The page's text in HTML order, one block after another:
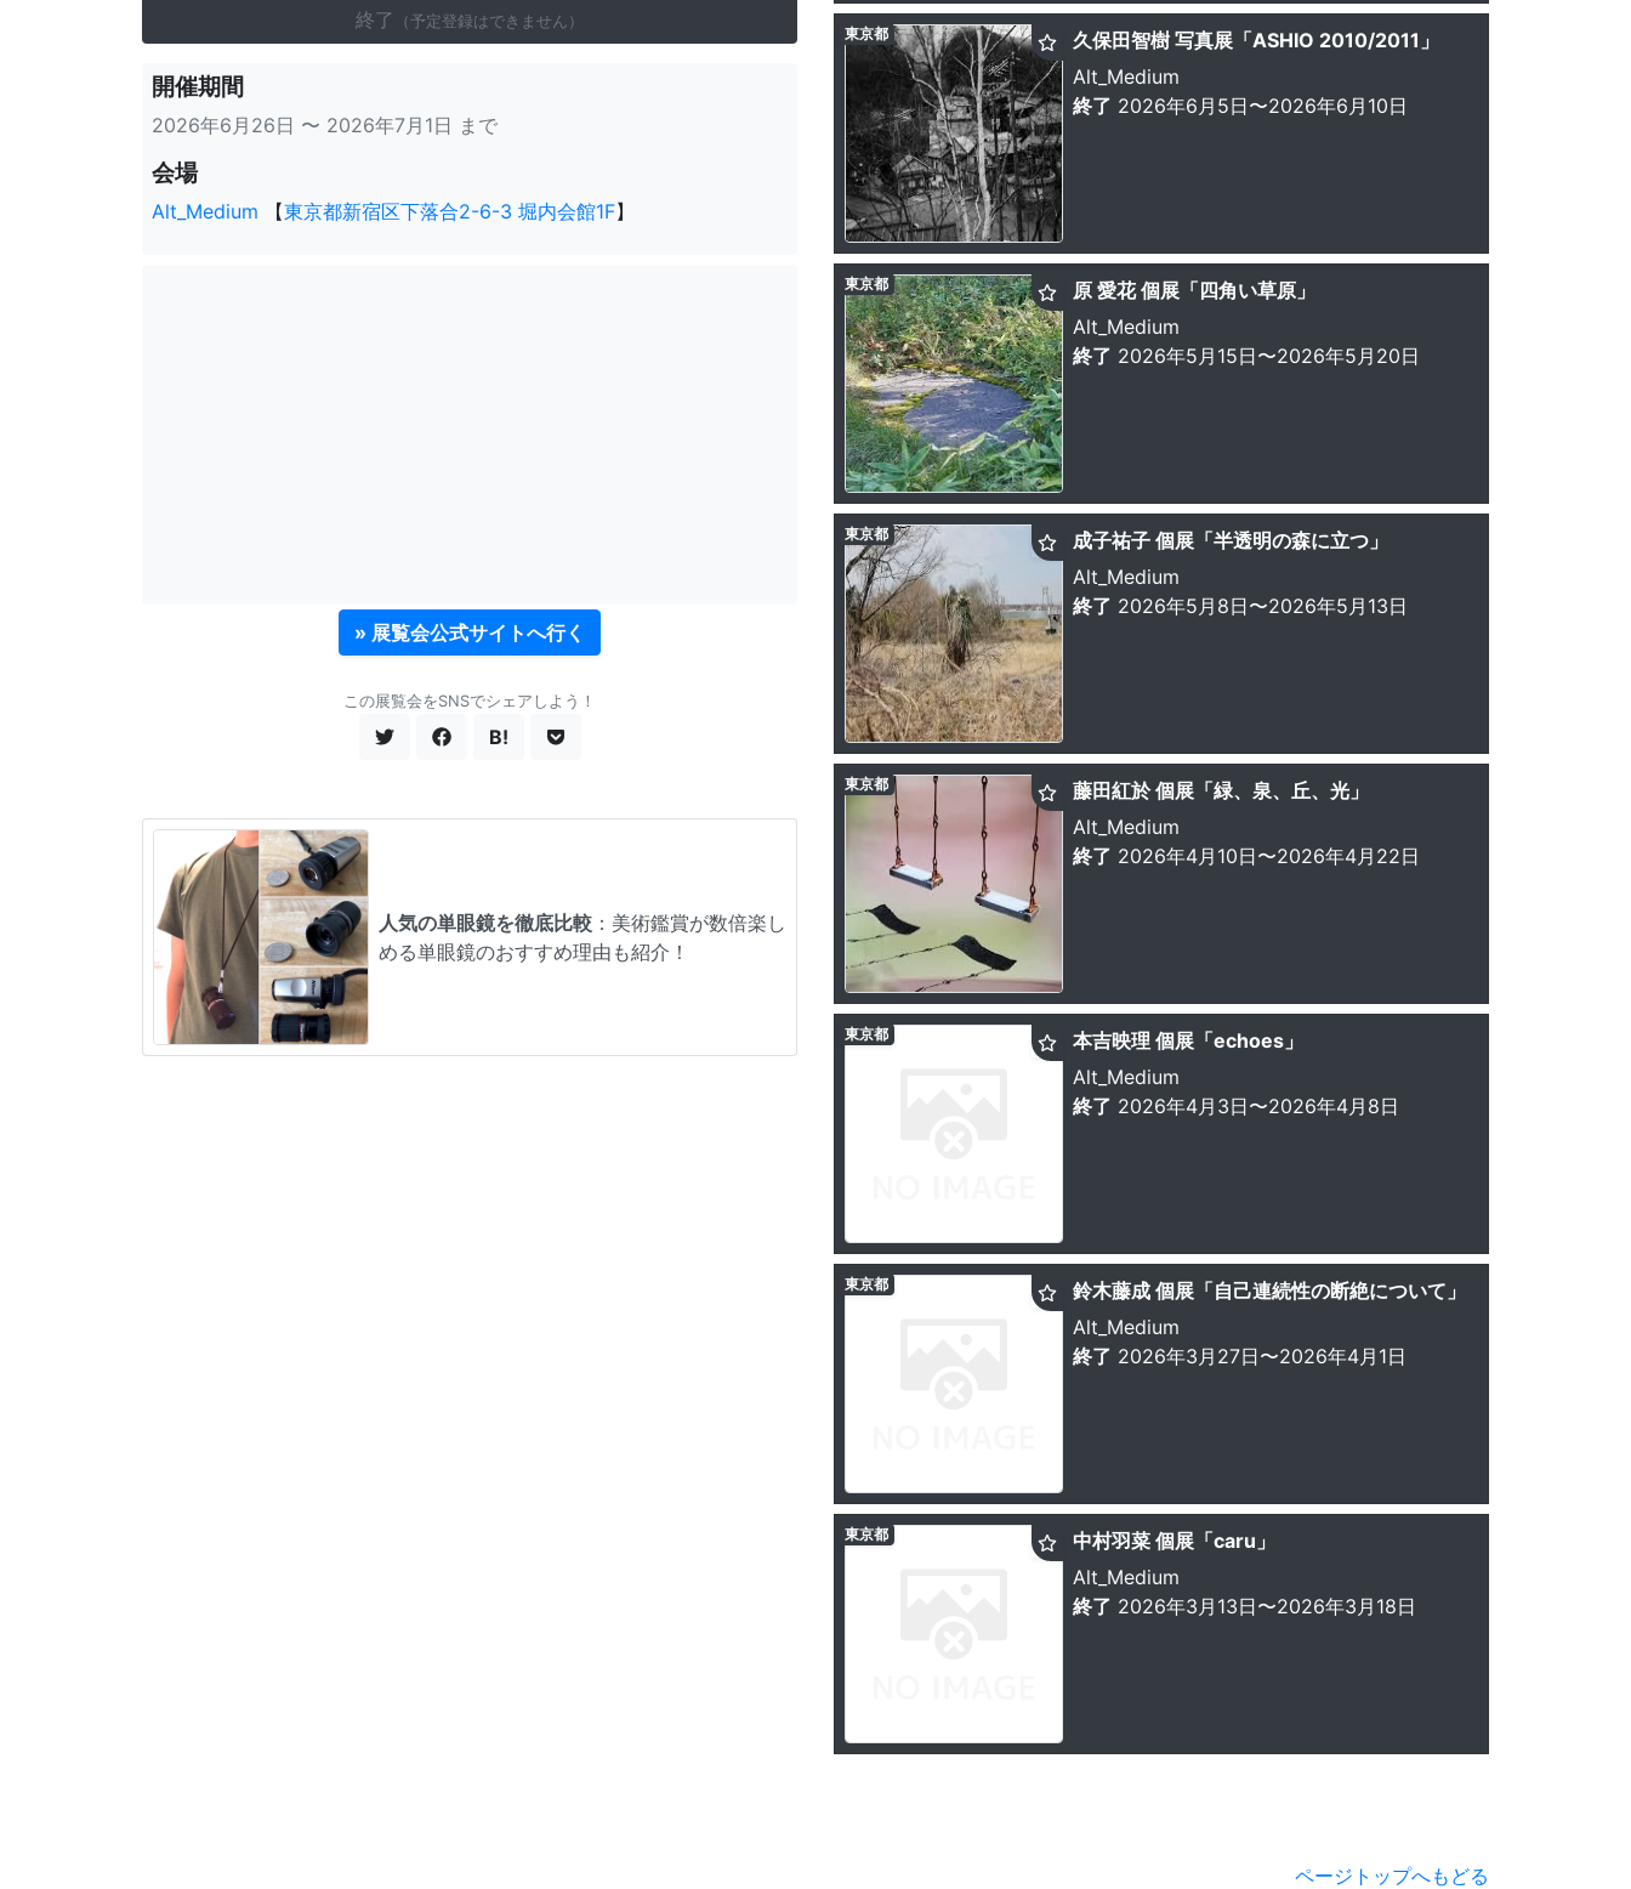
終了 （予定登録はできません）
開催期間
2026年6月26日 〜 2026年7月1日 まで
会場
Alt_Medium 【東京都新宿区下落合2-6-3 堀内会館1F】
» 展覧会公式サイトへ行く
この展覧会をSNSでシェアしよう！
B!
人気の単眼鏡を徹底比較 ：美術鑑賞が数倍楽し
める単眼鏡のおすすめ理由も紹介！
久保田智樹 写真展「ASHIO 2010/2011」
Alt_Medium
終了 2026年6月5日〜2026年6月10日
東京都
原 愛花 個展「四角い草原」
Alt_Medium
終了 2026年5月15日〜2026年5月20日
東京都
成子祐子 個展「半透明の森に立つ」
Alt_Medium
終了 2026年5月8日〜2026年5月13日
東京都
藤田紅於 個展「緑、泉、丘、光」
Alt_Medium
終了 2026年4月10日〜2026年4月22日
東京都
本吉映理 個展「echoes」
Alt_Medium
終了 2026年4月3日〜2026年4月8日
東京都
鈴木藤成 個展「自己連続性の断絶について」
Alt_Medium
終了 2026年3月27日〜2026年4月1日
東京都
中村羽菜 個展「caru」
Alt_Medium
終了 2026年3月13日〜2026年3月18日
東京都
ページトップへもどる